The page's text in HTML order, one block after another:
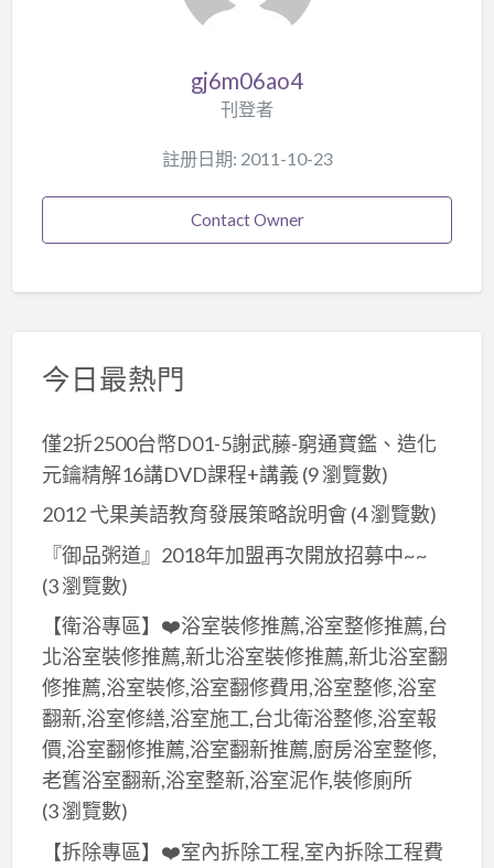
gj6m06ao4
刊登者
註册日期: 2011-10-23
Contact Owner
今日最熱門
僅2折2500台幣D01-5謝武藤-窮通寶鑑、造化
元鑰精解16講DVD課程+講義 (9 瀏覽數)
2012 弋果美語教育發展策略說明會 (4 瀏覽數)
『御品粥道』2018年加盟再次開放招募中~~
(3 瀏覽數)
【衛浴專區】❤️浴室裝修推薦,浴室整修推薦,台
北浴室裝修推薦,新北浴室裝修推薦,新北浴室翻
修推薦,浴室裝修,浴室翻修費用,浴室整修,浴室
翻新,浴室修繕,浴室施工,台北衛浴整修,浴室報
價,浴室翻修推薦,浴室翻新推薦,廚房浴室整修,
老舊浴室翻新,浴室整新,浴室泥作,裝修廁所
(3 瀏覽數)
【拆除專區】❤️室內拆除工程,室內拆除工程費